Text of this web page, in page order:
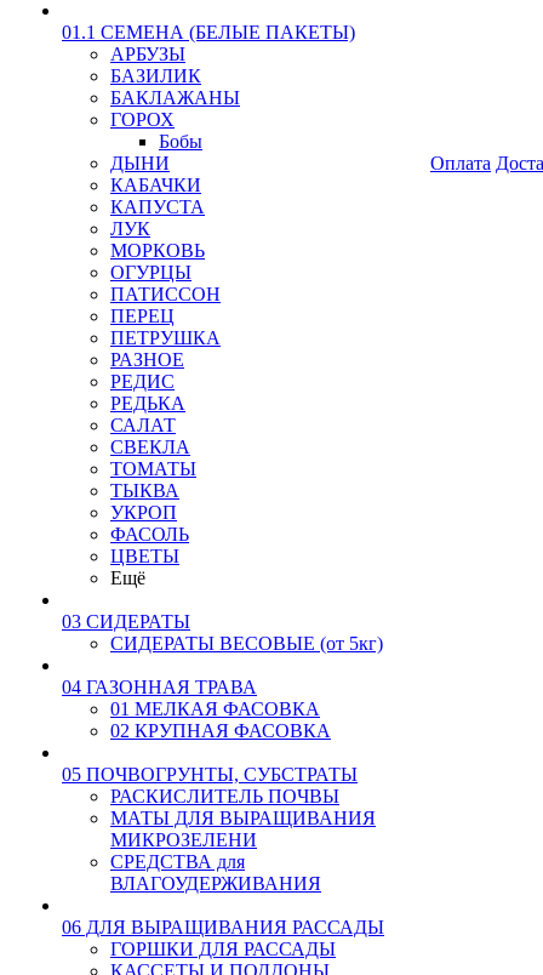
01.1 СЕМЕНА (БЕЛЫЕ ПАКЕТЫ)
АРБУЗЫ
БАЗИЛИК
БАКЛАЖАНЫ
ГОРОХ
Бобы
ДЫНИ
КАБАЧКИ
КАПУСТА
ЛУК
МОРКОВЬ
ОГУРЦЫ
ПАТИССОН
ПЕРЕЦ
ПЕТРУШКА
РАЗНОЕ
РЕДИС
РЕДЬКА
САЛАТ
СВЕКЛА
ТОМАТЫ
ТЫКВА
УКРОП
ФАСОЛЬ
ЦВЕТЫ
Ещё
03 СИДЕРАТЫ
СИДЕРАТЫ ВЕСОВЫЕ (от 5кг)
04 ГАЗОННАЯ ТРАВА
01 МЕЛКАЯ ФАСОВКА
02 КРУПНАЯ ФАСОВКА
05 ПОЧВОГРУНТЫ, СУБСТРАТЫ
РАСКИСЛИТЕЛЬ ПОЧВЫ
МАТЫ ДЛЯ ВЫРАЩИВАНИЯ
МИКРОЗЕЛЕНИ
СРЕДСТВА для
ВЛАГОУДЕРЖИВАНИЯ
06 ДЛЯ ВЫРАЩИВАНИЯ РАССАДЫ
ГОРШКИ ДЛЯ РАССАДЫ
КАССЕТЫ И ПОДДОНЫ
Оплата